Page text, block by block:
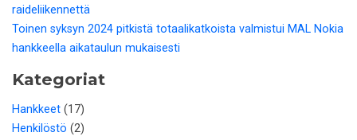
raideliikennettä
Toinen syksyn 2024 pitkistä totaalikatkoista valmistui MAL Nokia
hankkeella aikataulun mukaisesti
Kategoriat
Hankkeet (17)
Henkilöstö (2)